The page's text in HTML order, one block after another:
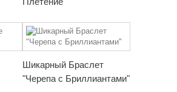
Шикарный Браслет
"Черепа с Бриллиантами"